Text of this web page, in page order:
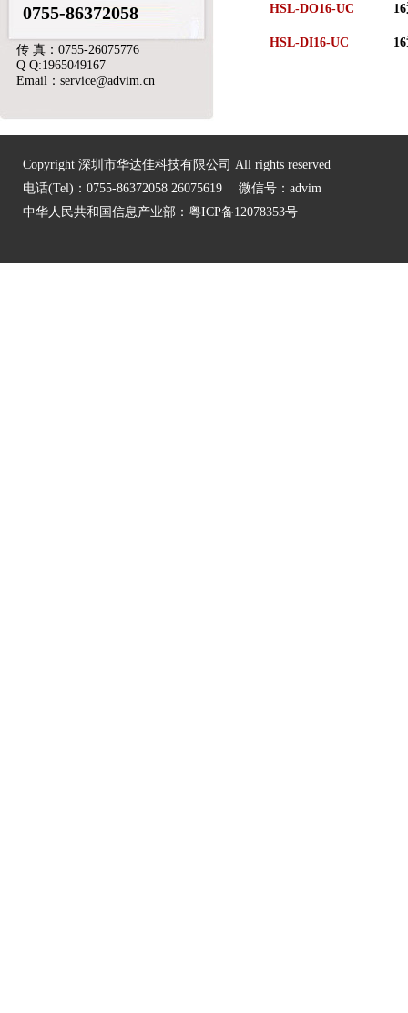
0755-86372058
传 真：0755-26075776
Q Q:1965049167
Email：service@advim.cn
HSL-DO16-UC
HSL-DI16-UC
Copyright 深圳市华达佳科技有限公司 All rights reserved
电话(Tel)：0755-86372058 26075619 微信号：advim
中华人民共和国信息产业部： 粤ICP备12078353号